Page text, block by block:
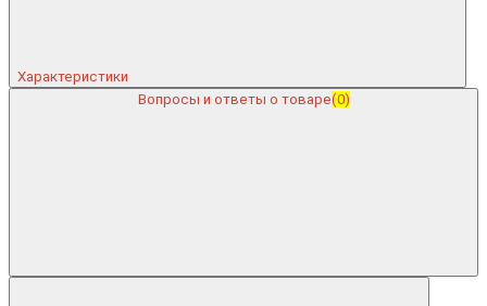
Характеристики
Вопросы и ответы о товаре(0)